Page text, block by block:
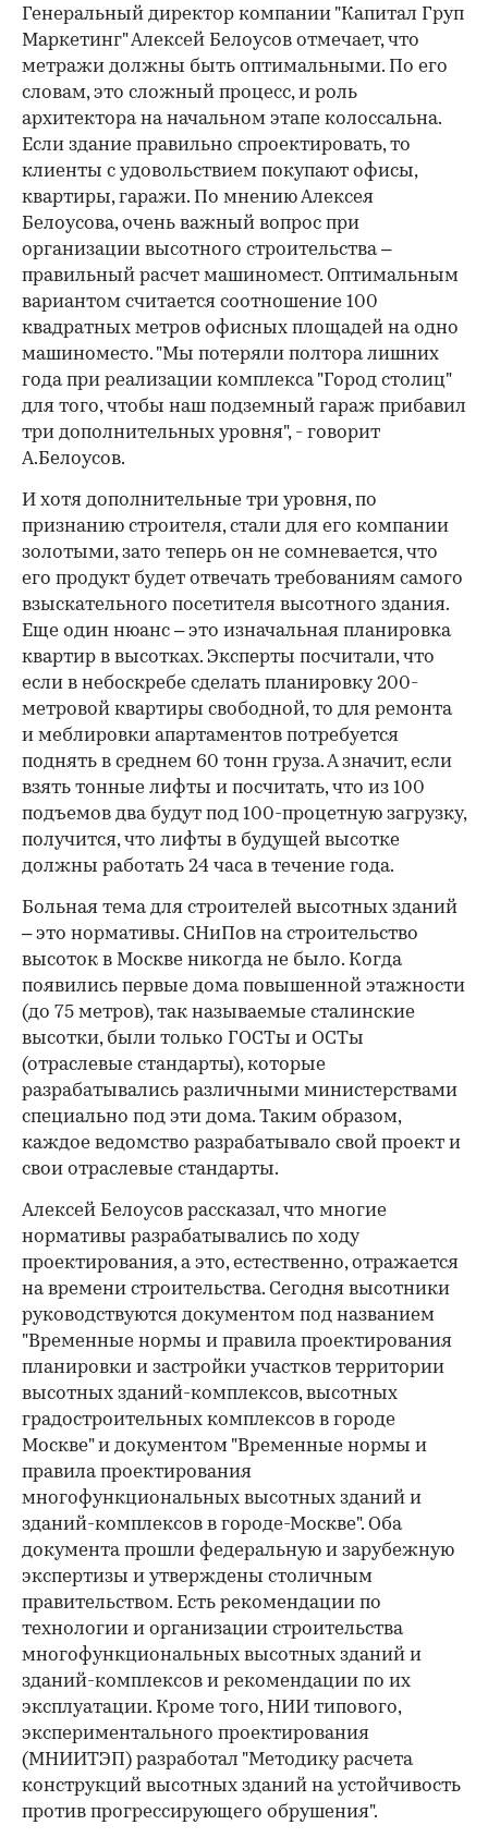
Генеральный директор компании "Капитал Груп
Маркетинг" Алексей Белоусов отмечает, что
метражи должны быть оптимальными. По его
словам, это сложный процесс, и роль
архитектора на начальном этапе колоссальна.
Если здание правильно спроектировать, то
клиенты с удовольствием покупают офисы,
квартиры, гаражи. По мнению Алексея
Белоусова, очень важный вопрос при
организации высотного строительства –
правильный расчет машиномест. Оптимальным
вариантом считается соотношение 100
квадратных метров офисных площадей на одно
машиноместо. "Мы потеряли полтора лишних
года при реализации комплекса "Город столиц"
для того, чтобы наш подземный гараж прибавил
три дополнительных уровня", - говорит
А.Белоусов.
И хотя дополнительные три уровня, по
признанию строителя, стали для его компании
золотыми, зато теперь он не сомневается, что
его продукт будет отвечать требованиям самого
взыскательного посетителя высотного здания.
Еще один нюанс – это изначальная планировка
квартир в высотках. Эксперты посчитали, что
если в небоскребе сделать планировку 200-
метровой квартиры свободной, то для ремонта
и меблировки апартаментов потребуется
поднять в среднем 60 тонн груза. А значит, если
взять тонные лифты и посчитать, что из 100
подъемов два будут под 100-процетную загрузку,
получится, что лифты в будущей высотке
должны работать 24 часа в течение года.
Больная тема для строителей высотных зданий
– это нормативы. СНиПов на строительство
высоток в Москве никогда не было. Когда
появились первые дома повышенной этажности
(до 75 метров), так называемые сталинские
высотки, были только ГОСТы и ОСТы
(отраслевые стандарты), которые
разрабатывались различными министерствами
специально под эти дома. Таким образом,
каждое ведомство разрабатывало свой проект и
свои отраслевые стандарты.
Алексей Белоусов рассказал, что многие
нормативы разрабатывались по ходу
проектирования, а это, естественно, отражается
на времени строительства. Сегодня высотники
руководствуются документом под названием
"Временные нормы и правила проектирования
планировки и застройки участков территории
высотных зданий-комплексов, высотных
градостроительных комплексов в городе
Москве" и документом "Временные нормы и
правила проектирования
многофункциональных высотных зданий и
зданий-комплексов в городе-Москве". Оба
документа прошли федеральную и зарубежную
экспертизы и утверждены столичным
правительством. Есть рекомендации по
технологии и организации строительства
многофункциональных высотных зданий и
зданий-комплексов и рекомендации по их
эксплуатации. Кроме того, НИИ типового,
экспериментального проектирования
(МНИИТЭП) разработал "Методику расчета
конструкций высотных зданий на устойчивость
против прогрессирующего обрушения".